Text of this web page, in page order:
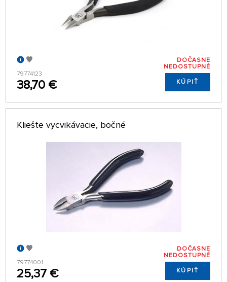
79774123
38,70 €
DOČASNE
NEDOSTUPNÉ
KÚPIŤ
Kliešte vycvikávacie, bočné
79774001
25,37 €
DOČASNE
NEDOSTUPNÉ
KÚPIŤ